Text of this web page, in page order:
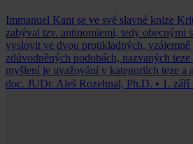
Immanuel Kant se ve své slavné knize
zabýval tzv. antinomiemi, tedy obecnými
vyslovit ve dvou protikladných,
zdůvodněných podobách, nazvaných
myšlení je uvažování v kategoriích teze a
doc. JUDr. Aleš Rozehnal, Ph.D. • 1. září